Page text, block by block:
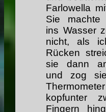
Farlowella
Sie machte
ins Wasser
nicht, als
Rücken
sie dann
und zog
kopfunter
Fingern